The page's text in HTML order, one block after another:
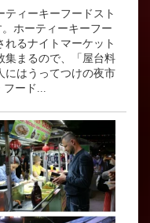
ティーキーフードスト
ホーティーキーフー
れるナイトマーケット
集まるので、「屋台料
にはうってつけの夜市
ード...